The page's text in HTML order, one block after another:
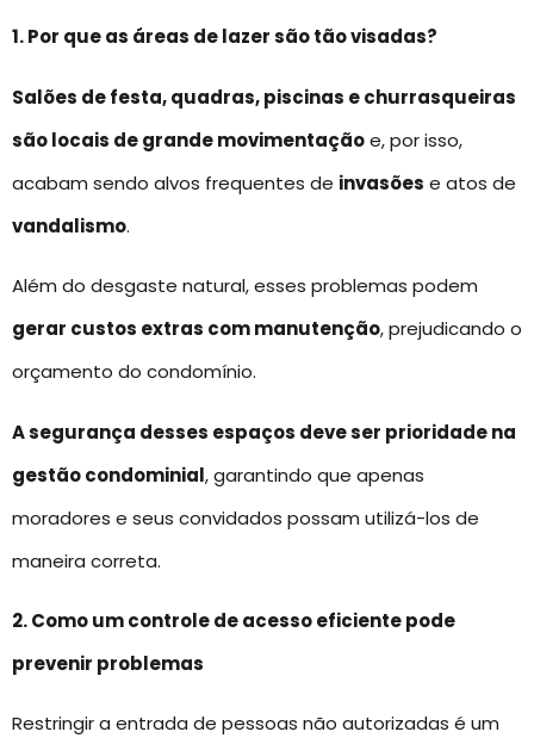
1. Por que as áreas de lazer são tão visadas?
Salões de festa, quadras, piscinas e churrasqueiras
são locais de grande movimentaçãoe, por isso,
acabam sendo alvos frequentes de invasões e atos de
vandalismo.
Além do desgaste natural, esses problemas podem
gerar custos extras com manutenção, prejudicando o
orçamento do condomínio.
A segurança desses espaços deve ser prioridade na
gestão condominial, garantindo que apenas
moradores e seus convidados possam utilizá-los de
maneira correta.
2. Como um controle de acesso eficiente pode
prevenir problemas
Restringir a entrada de pessoas não autorizadas é um